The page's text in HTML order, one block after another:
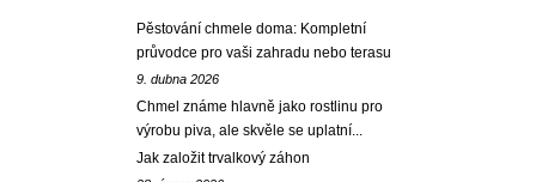
Pěstování chmele doma: Kompletní
průvodce pro vaši zahradu nebo terasu
9. dubna 2026
Chmel známe hlavně jako rostlinu pro
výrobu piva, ale skvěle se uplatní...
Jak založit trvalkový záhon